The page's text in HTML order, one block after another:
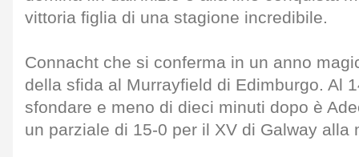
vittoria figlia di una stagione incredibile.
Connacht che si conferma in un anno
della sfida al Murrayfield di Edimburgo. Al
sfondare e meno di dieci minuti dopo è
un parziale di 15-0 per il XV di Galway alla